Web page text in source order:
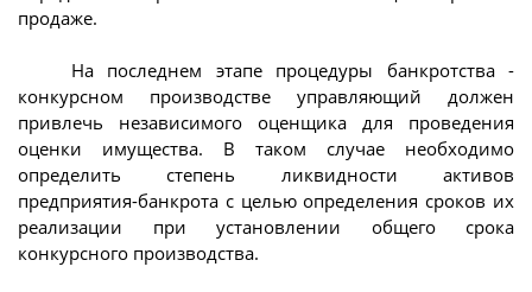
продаже.
На последнем этапе процедуры банкротства -
конкурсном производстве управляющий должен
привлечь независимого оценщика для проведения
оценки имущества. В таком случае необходимо
определить степень ликвидности активов
предприятия-банкрота с целью определения сроков их
реализации при установлении общего срока
конкурсного производства.